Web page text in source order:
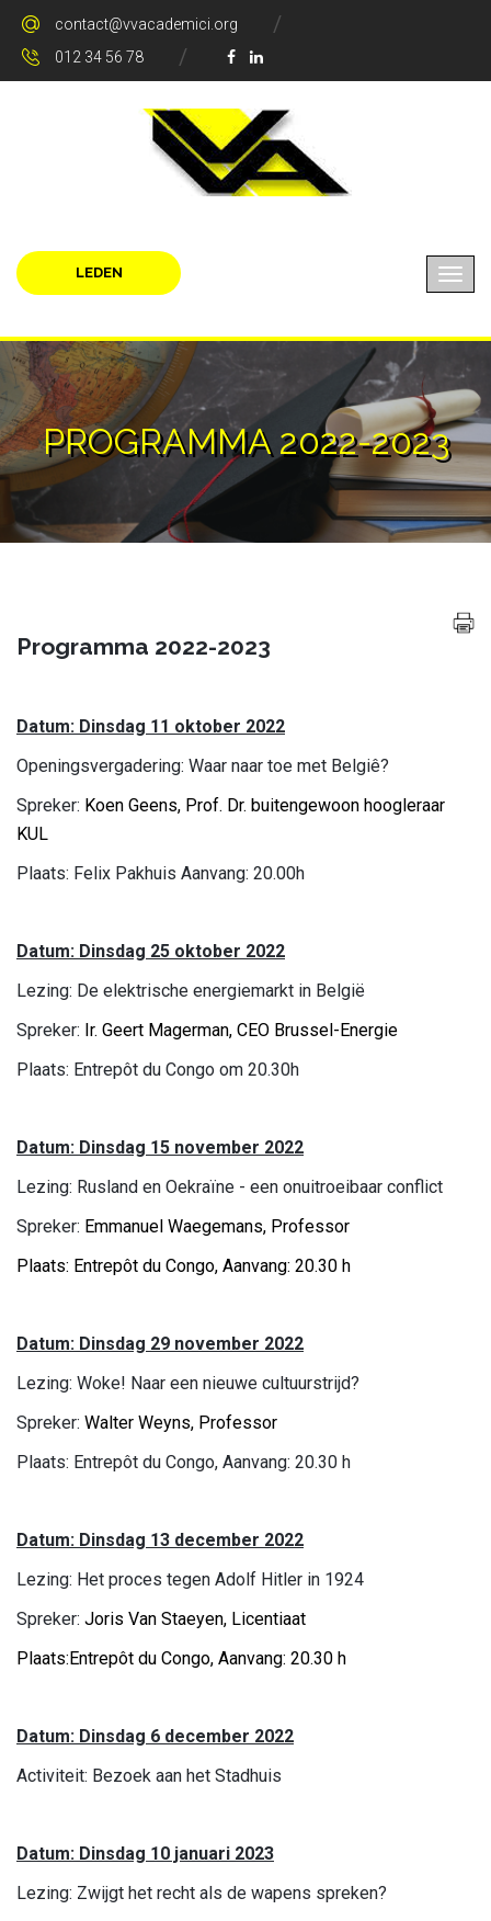
contact@vvacademici.org
012 34 56 78
LEDEN
PROGRAMMA 2022-2023
Programma 2022-2023
Datum: Dinsdag 11 oktober 2022
Openingsvergadering: Waar naar toe met Belgiê?
Spreker: Koen Geens, Prof. Dr. buitengewoon hoogleraar
KUL
Plaats: Felix Pakhuis Aanvang: 20.00h
Datum: Dinsdag 25 oktober 2022
Lezing: De elektrische energiemarkt in België
Spreker: Ir. Geert Magerman, CEO Brussel-Energie
Plaats: Entrepôt du Congo om 20.30h
Datum: Dinsdag 15 november 2022
Lezing: Rusland en Oekraïne - een onuitroeibaar conflict
Spreker: Emmanuel Waegemans, Professor
Plaats: Entrepôt du Congo, Aanvang: 20.30 h
Datum: Dinsdag 29 november 2022
Lezing: Woke! Naar een nieuwe cultuurstrijd?
Spreker: Walter Weyns, Professor
Plaats: Entrepôt du Congo, Aanvang: 20.30 h
Datum: Dinsdag 13 december 2022
Lezing: Het proces tegen Adolf Hitler in 1924
Spreker: Joris Van Staeyen, Licentiaat
Plaats:Entrepôt du Congo, Aanvang: 20.30 h
Datum: Dinsdag 6 december 2022
Activiteit: Bezoek aan het Stadhuis
Datum: Dinsdag 10 januari 2023
Lezing: Zwijgt het recht als de wapens spreken?